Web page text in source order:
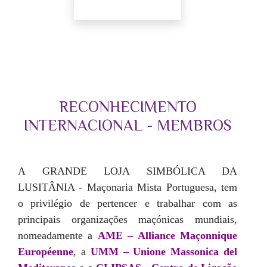
RECONHECIMENTO
INTERNACIONAL - MEMBROS
A GRANDE LOJA SIMBÓLICA DA
LUSITÂNIA - Maçonaria Mista Portuguesa, tem
o privilégio de pertencer e trabalhar com as
principais organizações maçónicas mundiais,
nomeadamente a AME – Alliance Maçonnique
Européenne, a UMM – Unione Massonica del